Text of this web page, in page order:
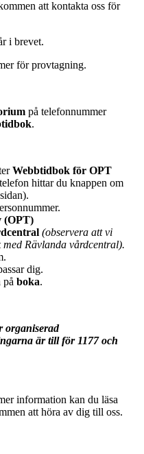
att kontakta oss för
i brevet.
för provtagning.
på telefonnummer
.
Webbtidbok för OPT
hittar du knappen om
(OPT)
(observera att vi
Rävlanda vårdcentral).
dig.
boka.
organiserad
är till för 1177 och
information kan du läsa
att höra av dig till oss.